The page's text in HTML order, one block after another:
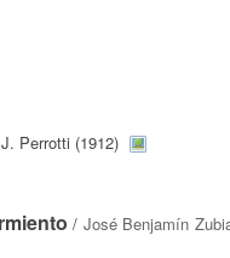
Perrotti (1912)
/ José Benjamín